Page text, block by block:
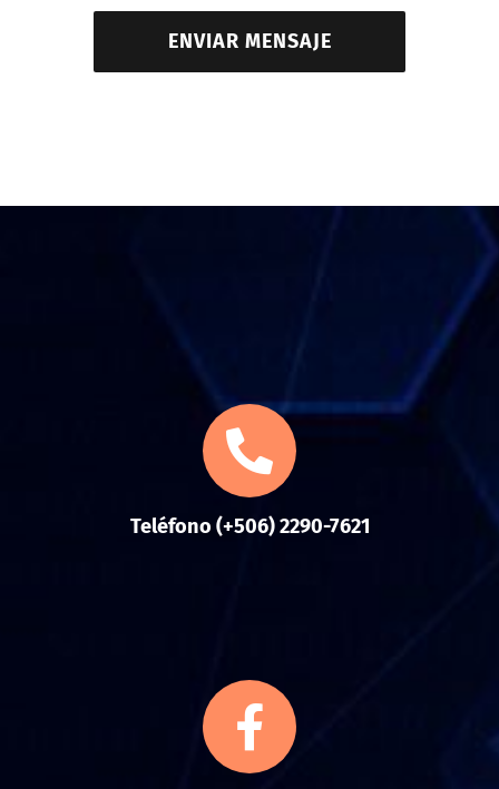
Teléfono (+506) 2290-7621